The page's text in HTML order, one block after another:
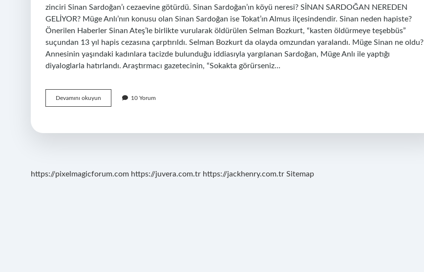
zinciri Sinan Sardoğan’ı cezaevine götürdü. Sinan Sardoğan’ın köyü neresi? SİNAN SARDOĞAN NEREDEN
GELİYOR? Müge Anlı’nın konusu olan Sinan Sardoğan ise Tokat’ın Almus ilçesindendir. Sinan neden hapiste?
Önerilen Haberler Sinan Ateş’le birlikte vurularak öldürülen Selman Bozkurt, “kasten öldürmeye teşebbüs”
suçundan 13 yıl hapis cezasına çarptırıldı. Selman Bozkurt da olayda omzundan yaralandı. Müge Sinan ne oldu?
Annesinin yaşındaki kadınlara tacizde bulunduğu iddiasıyla yargılanan Sardoğan, Müge Anlı ile yaptığı
diyaloglarla hatırlandı. Araştırmacı gazetecinin, “Sokakta görürseniz…
Devamını okuyun
Tokatın
10 Yorum
https://pixelmagicforum.com https://juvera.com.tr https://jackhenry.com.tr Sitemap